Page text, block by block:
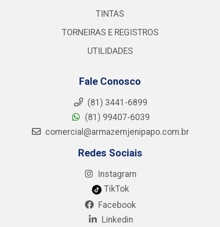
TINTAS
TORNEIRAS E REGISTROS
UTILIDADES
Fale Conosco
(81) 3441-6899
(81) 99407-6039
comercial@armazemjenipapo.com.br
Redes Sociais
Instagram
TikTok
Facebook
Linkedin